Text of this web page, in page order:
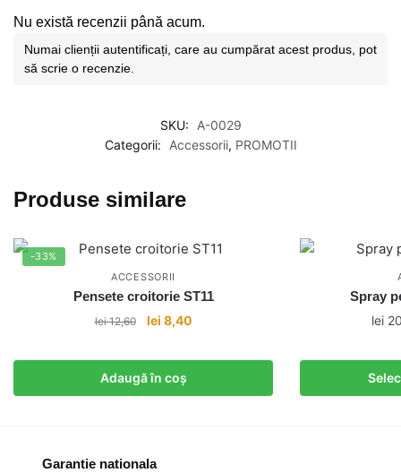
Nu există recenzii până acum.
Numai clienții autentificați, care au cumpărat acest produs, pot
să scrie o recenzie.
SKU: A-0029
Categorii: Accessorii, PROMOTII
Produse similare
-33%
ACCESSORII
Pensete croitorie ST11
lei12,60
Prețul
a
fost:
lei 12,60.
lei 8,40Prețul
este:
Adaugă în coș
Spray
lei
Garantie nationala